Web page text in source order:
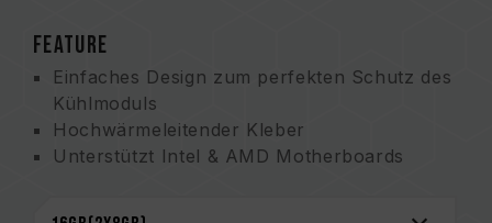
FEATURE
Einfaches Design zum perfekten Schutz des
Kühlmoduls
Hochwärmeleitender Kleber
Unterstützt Intel & AMD Motherboards